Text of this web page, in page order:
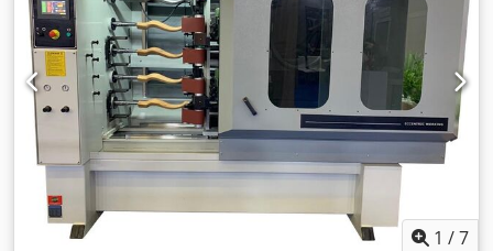
500 mm - Maks. fræsebredde: 350 mm - Værktøjsoptagelse:
spændetang 8 mm - Spængehals: 43 mm - Elektronisk
fræsemotor 1050 W med integreret fuldbølgeelektronik for
optimal bearbejdning af enhver materialetype Dcjdpfxsvz
Hkye Ai Sjk - Omdrejningstal: 10.000 - 32.000 omdr./min -
Dimensioner (LxBxH): 1200 x 750 x 1150 mm - Ca. vægt: 50
kg - Solid, robust og vibrationssvag konstruktion - Nem
betjening - Vedligeholdelsesfri, efterjusterbare
linearføringer - Lang levetid - Made in GERMANY
1 /7